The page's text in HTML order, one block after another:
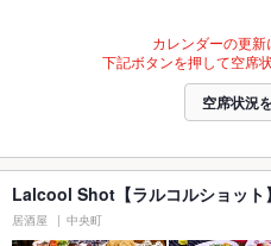
カレンダーの更新
下記ボタンを押して空席
空席状況
Lalcool Shot【ラルコルショット】
居酒屋 中央町